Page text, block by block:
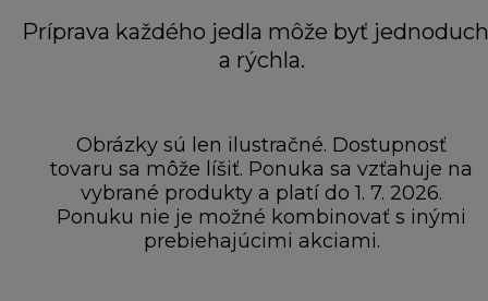
Príprava každého jedla môže byť
a rýchla.
Obrázky sú len ilustračné. Dostupnosť
tovaru sa môže líšiť. Ponuka sa vzťahuje na
vybrané produkty a platí do 1. 7. 2026.
Ponuku nie je možné kombinovať s inými
prebiehajúcimi akciami.